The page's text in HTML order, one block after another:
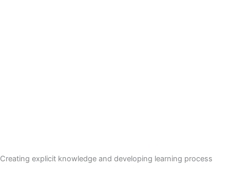
Creating explicit knowledge and developing learning process